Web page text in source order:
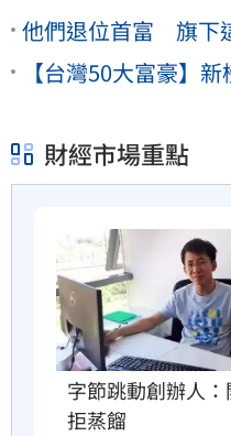
他們退位首富 旗下
【台灣50大富豪】
財經市場重點
字節跳動創辦人：
拒蒸餾